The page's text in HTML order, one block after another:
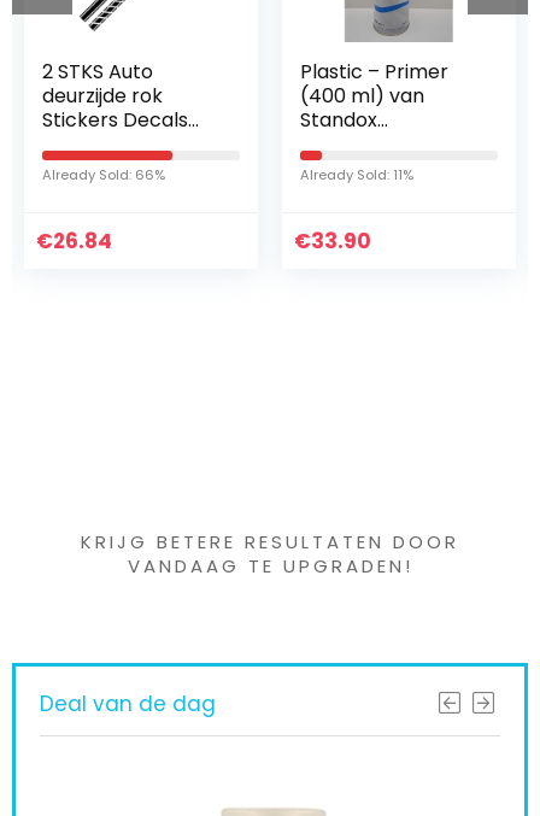
2 STKS Auto
deurzijde rok
Stickers Decals
voor Mini Cooper
F56 F54 F57 F55
F60 R50 R52 R53
R59 R60 R61…
Already Sold: 66%
€26.84
Plastic – Primer
(400 ml) van
Standox
(02084996)
Already Sold: 11%
€33.90
KRIJG BETERE RESULTATEN DOOR
VANDAAG TE UPGRADEN!
Deal van de dag